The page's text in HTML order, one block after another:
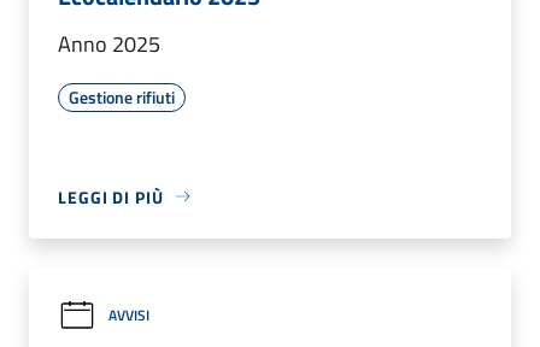
Anno 2025
Gestione rifiuti
LEGGI DI PIÙ
AVVISI